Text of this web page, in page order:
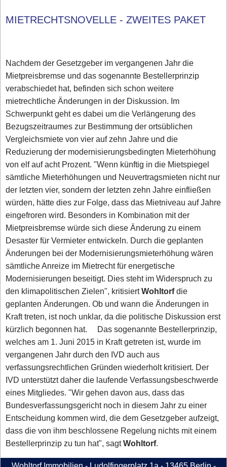
MIETRECHTSNOVELLE - ZWEITES PAKET
Nachdem der Gesetzgeber im vergangenen Jahr die
Mietpreisbremse und das sogenannte Bestellerprinzip
verabschiedet hat, befinden sich schon weitere
mietrechtliche Änderungen in der Diskussion. Im
Schwerpunkt geht es dabei um die Verlängerung des
Bezugszeitraumes zur Bestimmung der ortsüblichen
Vergleichsmiete von vier auf zehn Jahre und die
Reduzierung der modernisierungsbedingten Mieterhöhung
von elf auf acht Prozent. "Wenn künftig in die Mietspiegel
sämtliche Mieterhöhungen und Neuvertragsmieten nicht nur
der letzten vier, sondern der letzten zehn Jahre einfließen
würden, hätte dies zur Folge, dass das Mietniveau auf Jahre
eingefroren wird. Besonders in Kombination mit der
Mietpreisbremse würde sich diese Änderung zu einem
Desaster für Vermieter entwickeln. Durch die geplanten
Änderungen bei der Modernisierungsmieterhöhung wären
sämtliche Anreize im Mietrecht für energetische
Modernisierungen beseitigt. Dies steht im Widerspruch zu
den klimapolitischen Zielen", kritisiertWohltorfdie
geplanten Änderungen. Ob und wann die Änderungen in
Kraft treten, ist noch unklar, da die politische Diskussion erst
kürzlich begonnen hat. Das sogenannte Bestellerprinzip,
welches am 1. Juni 2015 in Kraft getreten ist, wurde im
vergangenen Jahr durch den IVD auch aus
verfassungsrechtlichen Gründen wiederholt kritisiert. Der
IVD unterstützt daher die laufende Verfassungsbeschwerde
eines Mitgliedes. "Wir gehen davon aus, dass das
Bundesverfassungsgericht noch in diesem Jahr zu einer
Entscheidung kommen wird, die dem Gesetzgeber aufzeigt,
dass die von ihm beschlossene Regelung nichts mit einem
Bestellerprinzip zu tun hat", sagtWohltorf.